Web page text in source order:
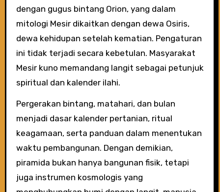
dengan gugus bintang Orion, yang dalam
mitologi Mesir dikaitkan dengan dewa Osiris,
dewa kehidupan setelah kematian. Pengaturan
ini tidak terjadi secara kebetulan. Masyarakat
Mesir kuno memandang langit sebagai petunjuk
spiritual dan kalender ilahi.
Pergerakan bintang, matahari, dan bulan
menjadi dasar kalender pertanian, ritual
keagamaan, serta panduan dalam menentukan
waktu pembangunan. Dengan demikian,
piramida bukan hanya bangunan fisik, tetapi
juga instrumen kosmologis yang